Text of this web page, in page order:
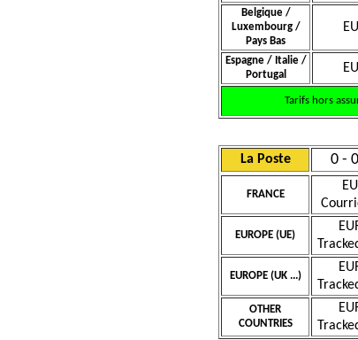
Belgique /
Luxembourg /
Pays Bas
Espagne / Italie /
Portugal
Tarifs hors
La Poste 0 -
FRANCE
EUROPE (UE)
EUROPE (UK ...)
OTHER
COUNTRIES